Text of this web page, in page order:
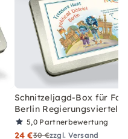
Schnitzeljagd-Box für
Berlin Regierungsviertel
5,0 Partnerbewertung
24 €30 €zzgl. Versand